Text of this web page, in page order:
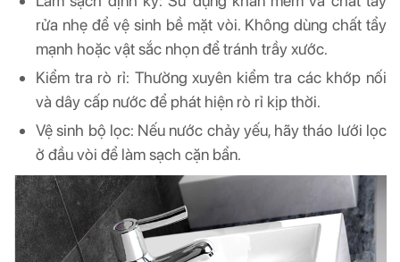
rửa nhẹ để vệ sinh bề mặt vòi. Không dùng chất tẩy
mạnh hoặc vật sắc nhọn để tránh trầy xước.
Kiểm tra rò rỉ: Thường xuyên kiểm tra các khớp nối
và dây cấp nước để phát hiện rò rỉ kịp thời.
Vệ sinh bộ lọc: Nếu nước chảy yếu, hãy tháo lưới lọc
ở đầu vòi để làm sạch cặn bẩn.